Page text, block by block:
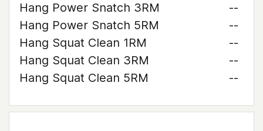
Hang Power Snatch 3RM
--
Hang Power Snatch 5RM
--
Hang Squat Clean 1RM
--
Hang Squat Clean 3RM
--
Hang Squat Clean 5RM
--